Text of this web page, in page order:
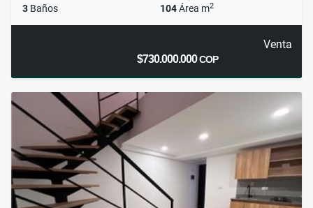
3 Baños 104Área m2
Venta
$730.000.000COP